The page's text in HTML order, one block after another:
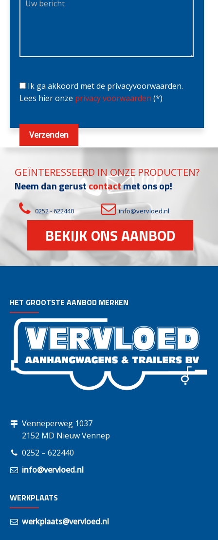
Ik ga akkoord met de privacyvoorwaarden.
Lees hier onze privacy voorwaarden (*)
GEÏNTERESSEERD IN ONZE PRODUCTEN?
Neem dan gerustcontactmet ons op!
0252 - 622440 info@vervloed.nl
BEKIJK ONS AANBOD
HET GROOTSTE AANBOD MERKEN
Venneperweg 1037
2152 MD Nieuw Vennep
0252 – 622440
info@vervloed.nl
WERKPLAATS
werkplaats@vervloed.nl